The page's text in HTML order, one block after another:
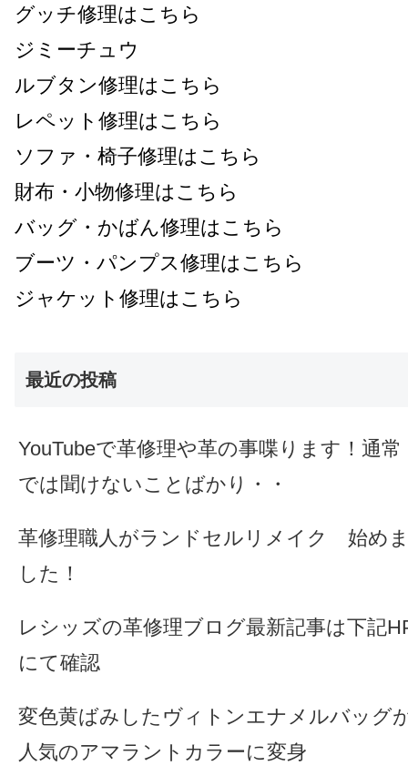
グッチ修理はこちら
ジミーチュウ
ルブタン修理はこちら
レペット修理はこちら
ソファ・椅子修理はこちら
財布・小物修理はこちら
バッグ・かばん修理はこちら
ブーツ・パンプス修理はこちら
ジャケット修理はこちら
最近の投稿
YouTubeで革修理や革の事喋ります！通常
では聞けないことばかり・・
革修理職人がランドセルリメイク 始め
した！
レシッズの革修理ブログ最新記事は下記
にて確認
変色黄ばみしたヴィトンエナメルバッグ
人気のアマラントカラーに変身